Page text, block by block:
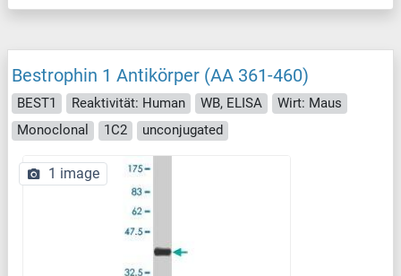
Bestrophin 1 Antikörper (AA 361-460)
BEST1 Reaktivität: Human WB, ELISA
Wirt: Maus
Monoclonal
1C2 unconjugated
1 image